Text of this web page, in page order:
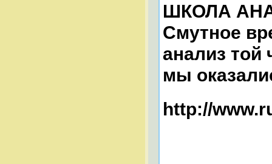
ШКОЛА
Смутное
анализ той
мы
http://